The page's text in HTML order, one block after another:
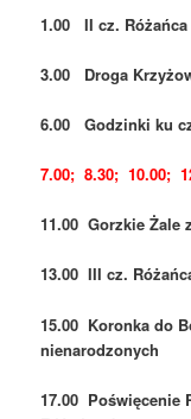
1.00 II cz. Różańca
3.00 Droga
6.00 Godzinki ku
7.00; 8.30; 10.00;
11.00 Gorzkie Żale
13.00 III cz.
15.00 Koronka do
nienarodzonych
17.00 Poświęcenie